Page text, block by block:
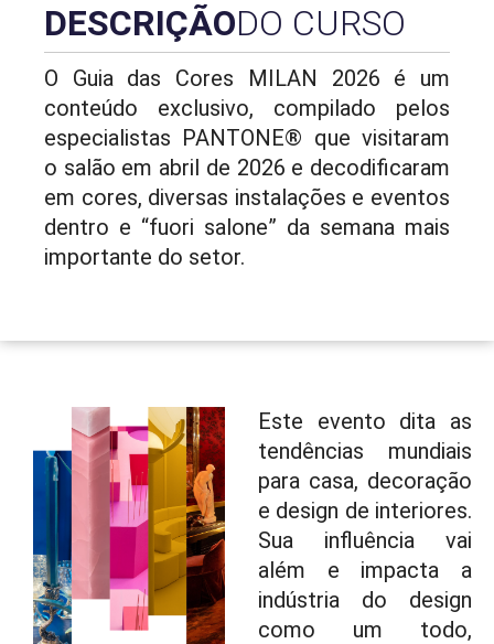
DESCRIÇÃODO CURSO
O Guia das Cores MILAN 2026 é um
conteúdo exclusivo, compilado pelos
especialistas PANTONE® que visitaram
o salão em abril de 2026 e decodificaram
em cores, diversas instalações e eventos
dentro e “fuori salone” da semana mais
importante do setor.
Este evento dita as
tendências mundiais
para casa, decoração
e design de interiores.
Sua influência vai
além e impacta a
indústria do design
como um todo,